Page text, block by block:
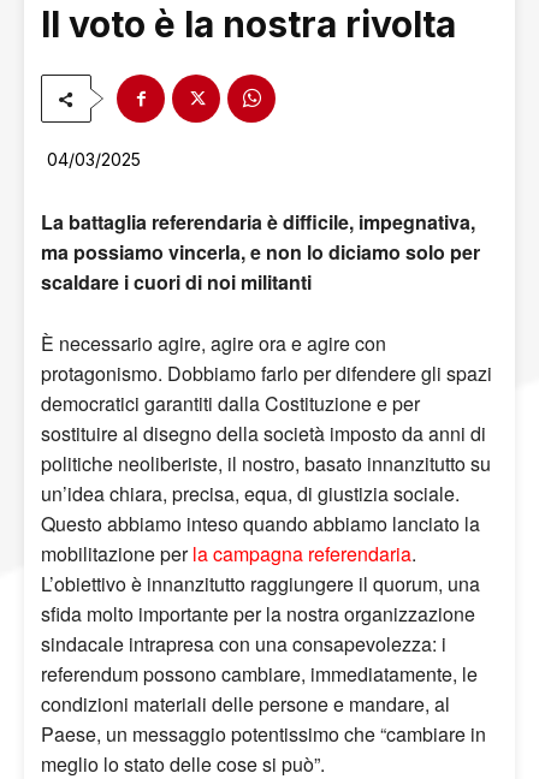
Il voto è la nostra rivolta
04/03/2025
La battaglia referendaria è difficile, impegnativa,
ma possiamo vincerla, e non lo diciamo solo per
scaldare i cuori di noi militanti
È necessario agire, agire ora e agire con
protagonismo. Dobbiamo farlo per difendere gli spazi
democratici garantiti dalla Costituzione e per
sostituire al disegno della società imposto da anni di
politiche neoliberiste, il nostro, basato innanzitutto su
un’idea chiara, precisa, equa, di giustizia sociale.
Questo abbiamo inteso quando abbiamo lanciato la
mobilitazione perla campagna referendaria.
L’obiettivo è innanzitutto raggiungere il quorum, una
sfida molto importante per la nostra organizzazione
sindacale intrapresa con una consapevolezza: i
referendum possono cambiare, immediatamente, le
condizioni materiali delle persone e mandare, al
Paese, un messaggio potentissimo che “cambiare in
meglio lo stato delle cose si può”.